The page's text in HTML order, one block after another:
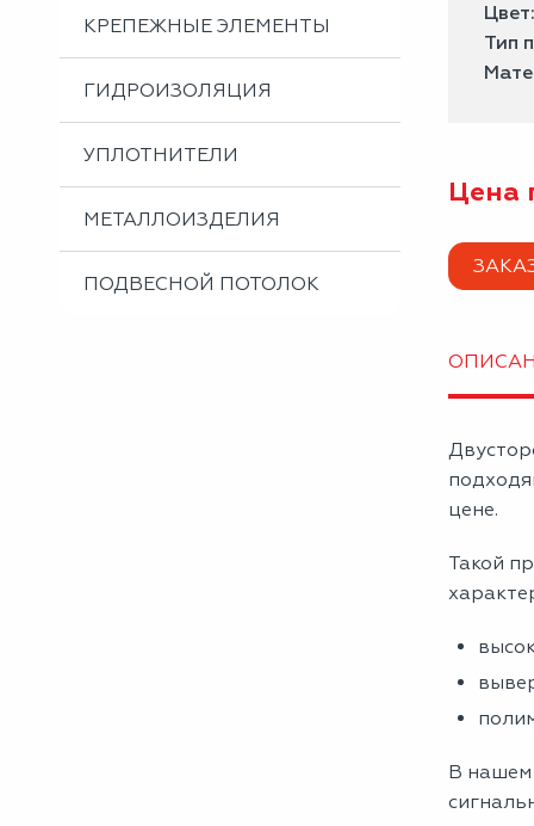
КРЕПЕЖНЫЕ ЭЛЕМЕНТЫ
ГИДРОИЗОЛЯЦИЯ
УПЛОТНИТЕЛИ
МЕТАЛЛОИЗДЕЛИЯ
ПОДВЕСНОЙ ПОТОЛОК
Тип
Цена
цене.
Такой
В нашем